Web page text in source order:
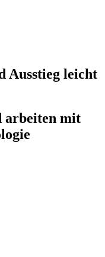
Ausstieg leicht
arbeiten mit